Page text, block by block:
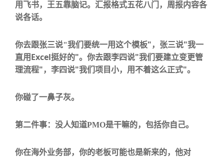
用飞书，王五靠脑记。汇报格式五花八门，周报内容各
说各话。
你去跟张三说"我们要统一用这个模板"，张三说"我一
直用 Excel挺好的"。你去跟李四说"我们要建立变更管
理流程"，李四说"我们项目小，用不着这么正式"。
你碰了一鼻子灰。
第二件事：没人知道PMO是干嘛的，包括你自己。
你在海外业务部，你的老板可能也是新来的，他对